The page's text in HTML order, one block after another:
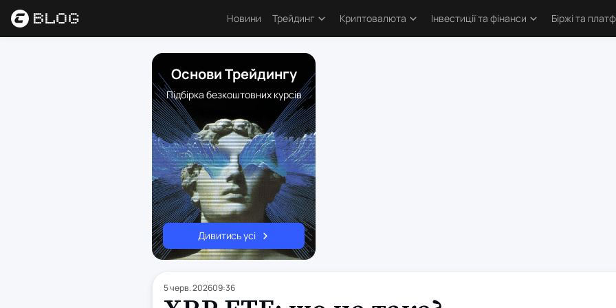
Новини Трейдинг
Аналітика
Основи трейдингу
Психологія трейдинга
Торгові стратегії
Індикатори
Ресурси
Криптовалюта Інвестиції та фінанси Біржі та
Основи Трейдингу
Підбірка безкоштовних курсів
Дивитись усі
5 черв. 202609:36